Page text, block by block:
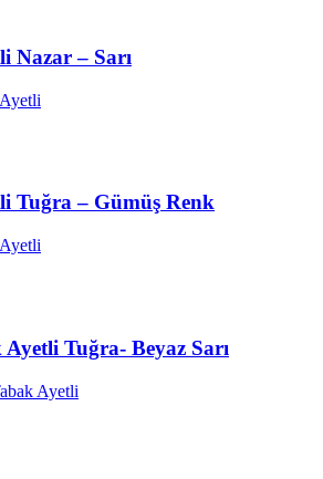
Nazar – Sarı
Tuğra – Gümüş Renk
Ayetli Tuğra- Beyaz Sarı
Ayetli